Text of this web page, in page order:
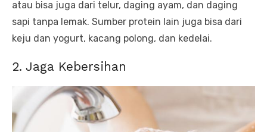
atau bisa juga dari telur, daging ayam, dan daging
sapi tanpa lemak. Sumber protein lain juga bisa dari
keju dan yogurt, kacang polong, dan kedelai.
2. Jaga Kebersihan